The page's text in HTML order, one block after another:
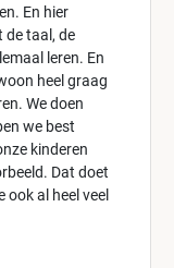
En hier
de taal, de
leren. En
heel graag
We doen
we best
kinderen
Dat doet
ook al heel veel